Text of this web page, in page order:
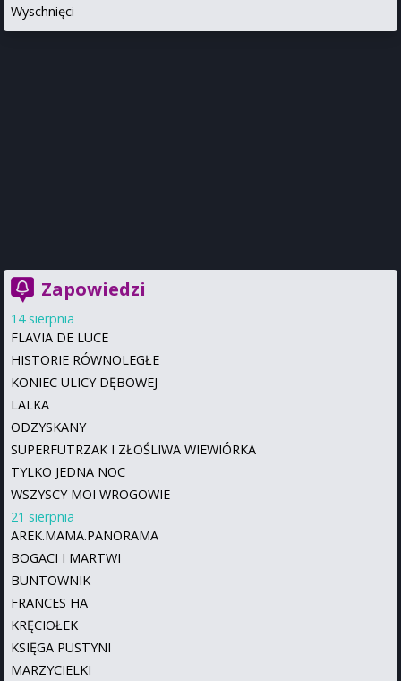
Wyschnięci
Zapowiedzi
14 sierpnia
FLAVIA DE LUCE
HISTORIE RÓWNOLEGŁE
KONIEC ULICY DĘBOWEJ
LALKA
ODZYSKANY
SUPERFUTRZAK I ZŁOŚLIWA WIEWIÓRKA
TYLKO JEDNA NOC
WSZYSCY MOI WROGOWIE
21 sierpnia
AREK.MAMA.PANORAMA
BOGACI I MARTWI
BUNTOWNIK
FRANCES HA
KRĘCIOŁEK
KSIĘGA PUSTYNI
MARZYCIELKI